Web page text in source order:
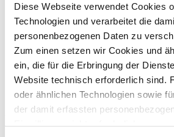
Diese Webseite verwendet Cookies
Technologien und verarbeitet die
personenbezogenen Daten zu
Zum einen setzen wir Cookies und
ein, die für die Erbringung der
Website technisch erforderlich sind.
oder ähnlichen Technologien sowie
der damit erfassten